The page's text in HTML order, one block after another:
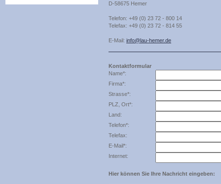
D-58675 Hemer
Telefon: +49 (0) 23 72 - 800 14
Telefax: +49 (0) 23 72 - 814 55
E-Mail: info@lau-hemer.de
Kontaktformular
Name*:
Firma*:
Strasse*:
PLZ, Ort*:
Land:
Telefon*:
Telefax:
E-Mail*:
Internet:
Hier können Sie Ihre Nachricht eingeben: